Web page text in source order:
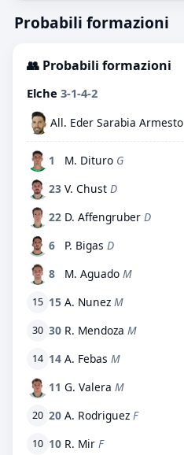
Probabili formazioni
👥 Probabili formazioni
Elche 3-1-4-2
All. Eder Sarabia Armesto
1 M. Dituro G
23 V. Chust D
22 D. Affengruber D
6
P. Bigas D
8
M. Aguado M
15 15 A. Nunez M
30 30 R. Mendoza M
14 14 A. Febas M
11 G. Valera M
20 20 A. Rodriguez F
10 10 R. Mir F